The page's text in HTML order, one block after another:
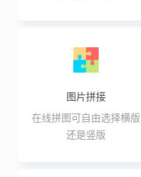
图片拼接
在线拼图可自由选择横版
还是竖版